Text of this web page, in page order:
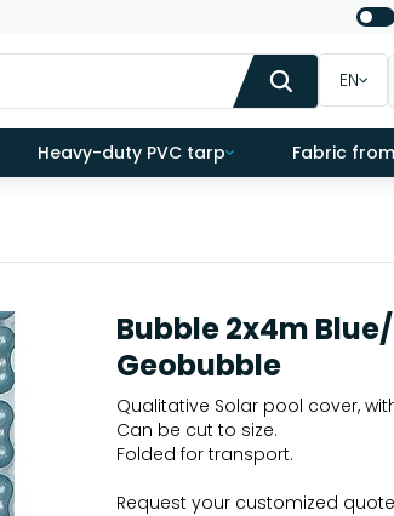
EN
Heavy-duty PVC tarp Fabric
Bubble 2x4m
Geobubble
Qualitative Solar pool cover,
Can be cut to size.
Folded for transport.
Request your customized